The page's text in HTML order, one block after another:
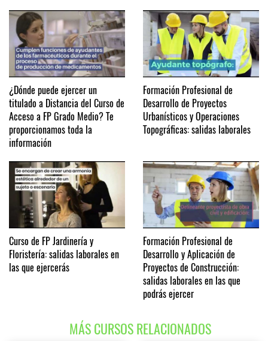
¿Dónde puede ejercer un
titulado a Distancia del Curso de
Acceso a FP Grado Medio? Te
proporcionamos toda la
información
Formación Profesional de
Desarrollo de Proyectos
Urbanísticos y Operaciones
Topográficas: salidas laborales
Curso de FP Jardinería y
Floristería: salidas laborales en
las que ejercerás
Formación Profesional de
Desarrollo y Aplicación de
Proyectos de Construcción:
salidas laborales en las que
podrás ejercer
MÁS CURSOS RELACIONADOS